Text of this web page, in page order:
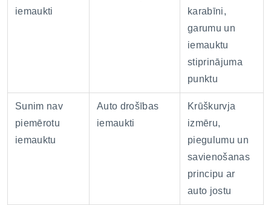
iemaukti
karabīni,
garumu un
iemauktu
stiprinājuma
punktu
Sunim nav
piemērotu
iemauktu
Auto drošības
iemaukti
Krūškurvja
izmēru,
piegulumu un
savienošanas
principu ar
auto jostu